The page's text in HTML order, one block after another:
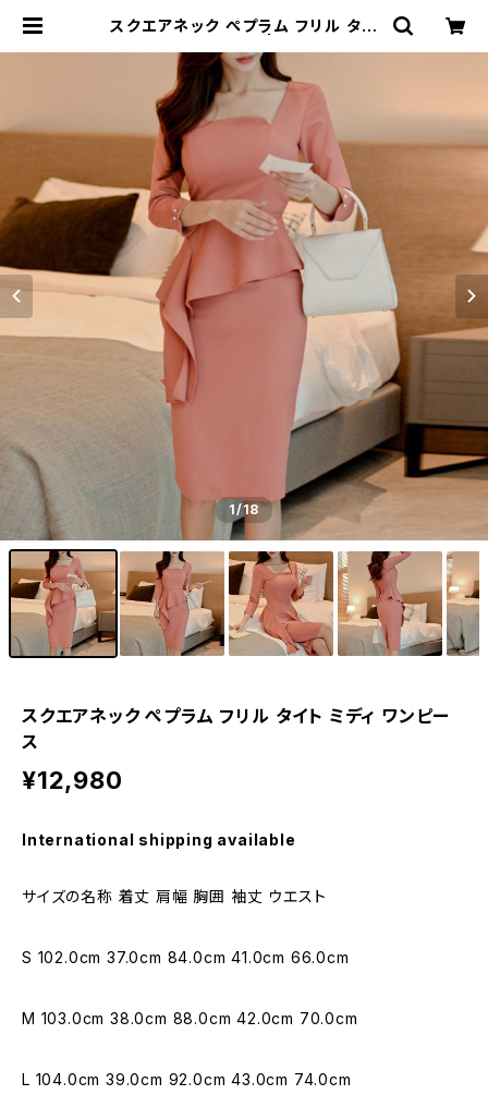
スクエアネック ぺプラム フリル タイ
未入荷勢揃い！全品送料無料です♪
1/18
スクエアネック ぺプラム フリル タイト ミディ ワンピー
ス
¥12,980
International shipping available
サイズの名称 着丈 肩幅 胸囲 袖丈 ウエスト
S 102.0cm 37.0cm 84.0cm 41.0cm 66.0cm
M 103.0cm 38.0cm 88.0cm 42.0cm 70.0cm
L 104.0cm 39.0cm 92.0cm 43.0cm 74.0cm